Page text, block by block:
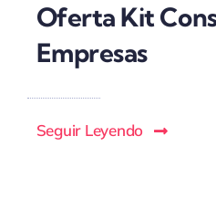
Oferta Kit
Empresas
Seguir Leyendo